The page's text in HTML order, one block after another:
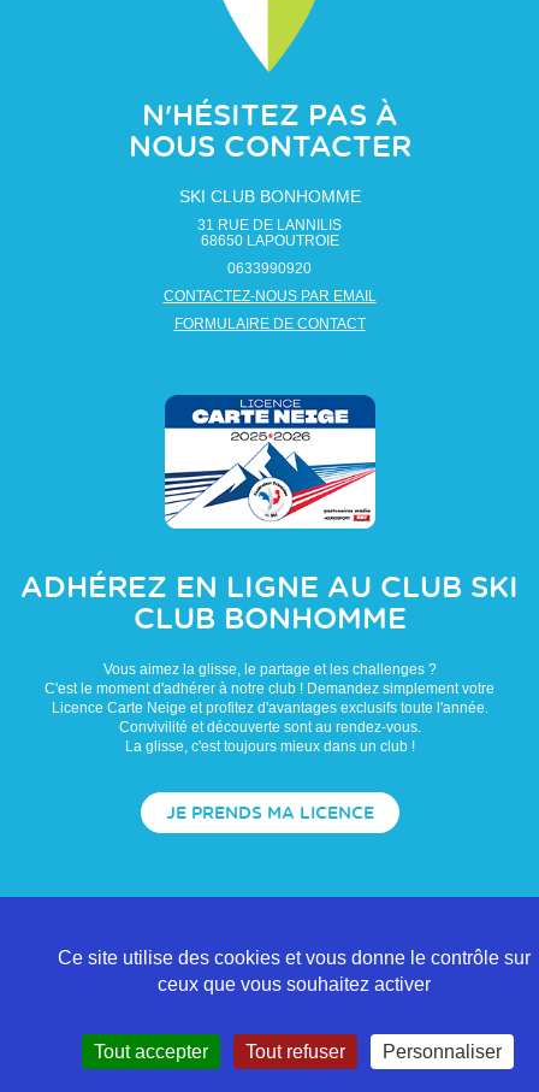
N'HÉSITEZ PAS À
NOUS CONTACTER
SKI CLUB BONHOMME
31 RUE DE LANNILIS
68650 LAPOUTROIE
0633990920
CONTACTEZ-NOUS PAR EMAIL
FORMULAIRE DE CONTACT
ADHÉREZ EN LIGNE AU CLUB SKI
CLUB BONHOMME
Vous aimez la glisse, le partage et les challenges ?
C'est le moment d'adhérer à notre club ! Demandez simplement votre
Licence Carte Neige et profitez d'avantages exclusifs toute l'année.
Convivilité et découverte sont au rendez-vous.
La glisse, c'est toujours mieux dans un club !
JE PRENDS MA LICENCE
Ce site utilise des cookies et vous donne le contrôle sur
ceux que vous souhaitez activer
Tout accepter Tout refuser Personnaliser